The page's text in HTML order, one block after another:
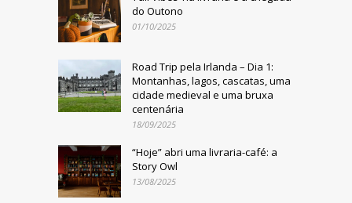
do Outono
01/10/2025
Road Trip pela Irlanda – Dia 1:
Montanhas, lagos, cascatas, uma
cidade medieval e uma bruxa
centenária
18/09/2025
“Hoje” abri uma livraria-café: a
Story Owl
13/08/2025